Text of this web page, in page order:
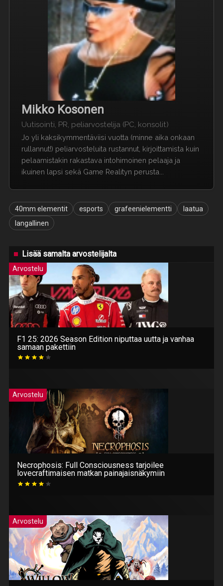
Mikko Kosonen
Uutisointi, PR, peliarvostelija (PC, konsolit)
Jo yli kaksikymmentäviisi vuotta (minne aika onkaan
rullannut!) peliarvosteluita rustannut, kirjoittamista kuin
pelaamistakin rakastava intohimoinen pelaaja ja
ikuinen lapsi sekä Game Realityn perusta...
40mm elementit esports grafeenielementti
laatua
langallinen
Lisää samalta arvostelijalta
Arvostelu
F1 25: 2026 Season Edition niputtaa uutta ja vanhaa
samaan pakettiin
Arvostelu
Necrophosis: Full Consciousness tarjoilee
lovecraftimaisen matkan painajaisnäkymiin
Arvostelu